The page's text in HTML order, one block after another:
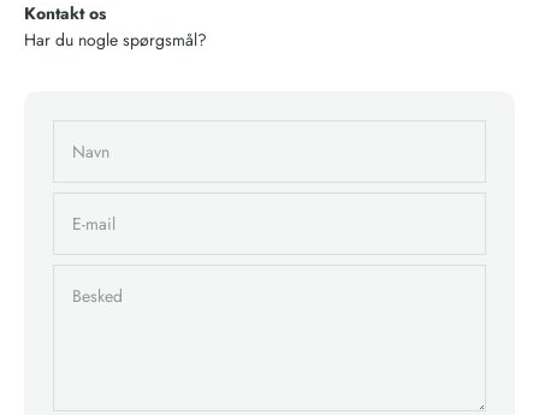
Kontakt os
Har du nogle spørgsmål?
Navn
E-mail
Besked